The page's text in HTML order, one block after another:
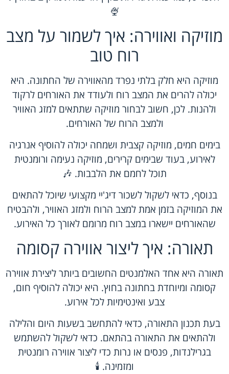
🍨
מוזיקה ואווירה: איך לשמור על מצב
רוח טוב
מוזיקה היא חלק בלתי נפרד מהאווירה של החתונה. היא
יכולה להרים את המצב רוח ולעודד את האורחים לרקוד
ולהנות. לכן, חשוב לבחור מוזיקה שתתאים למזג האוויר
ולמצב הרוח של האורחים.
בימים חמים, מוזיקה קצבית ושמחה יכולה להוסיף אנרגיה
לאירוע, בעוד שבימים קרירים, מוזיקה נעימה ורומנטית
תוכל לחמם את הלבבות. 🎶
בנוסף, כדאי לשקול לשכור דיג'יי מקצועי שיוכל להתאים
את המוזיקה בזמן אמת למצב הרוח ולמזג האוויר, ולהבטיח
שהאורחים יישארו במצב רוח מרומם לאורך כל האירוע.
תאורה: איך ליצור אווירה קסומה
תאורה היא אחד האלמנטים החשובים ביותר ליצירת אווירה
קסומה ומיוחדת בחתונה בחוץ. היא יכולה להוסיף חום,
צבע ואינטימיות לכל אירוע.
בעת תכנון התאורה, כדאי להתחשב בשעות היום והלילה
ולהתאים את התאורה בהתאם. כדאי לשקול להשתמש
בגרילנדות, פנסים או נרות כדי ליצור אווירה רומנטית
ומזמינה. 🕯️